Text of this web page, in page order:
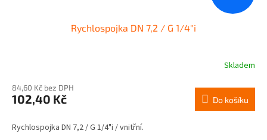
Rychlospojka DN 7,2 / G 1/4"i
Skladem
84,60 Kč bez DPH
102,40 Kč Do košíku
Rychlospojka DN 7,2 / G 1/4"i / vnitřní.